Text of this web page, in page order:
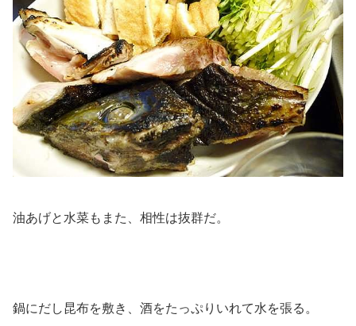
油あげと水菜もまた、相性は抜群だ。
鍋にだし昆布を敷き、酒をたっぷりいれて水を張る。